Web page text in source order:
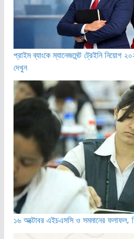
প্রাইম ব্যাংকে ম্যানেজমেন্ট ট্রেইনি
দেখুন
১৬ অক্টোবর এইচএসসি ও সমমানের ফলাফল,